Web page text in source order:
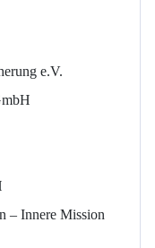
e.V.
– Innere Mission